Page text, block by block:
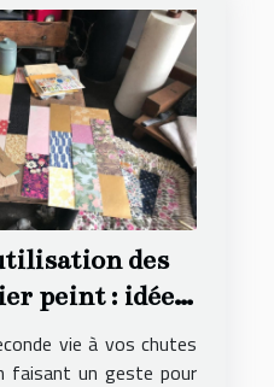
des
peint : idées
vie à vos chutes
faisant un geste pour